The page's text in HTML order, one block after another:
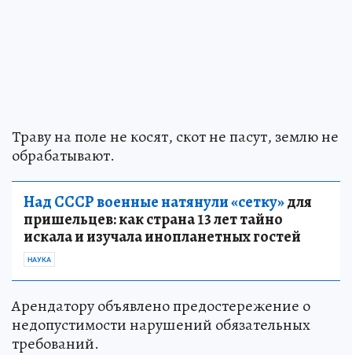
Траву на поле не косят, скот не пасут, землю не
обрабатывают.
Над СССР военные натянули «сетку»для
пришельцев: как страна 13 лет тайно
искала и изучала инопланетных гостей
НАУКА
Арендатору объявлено предостережение о
недопустимости нарушений обязательных
требований.